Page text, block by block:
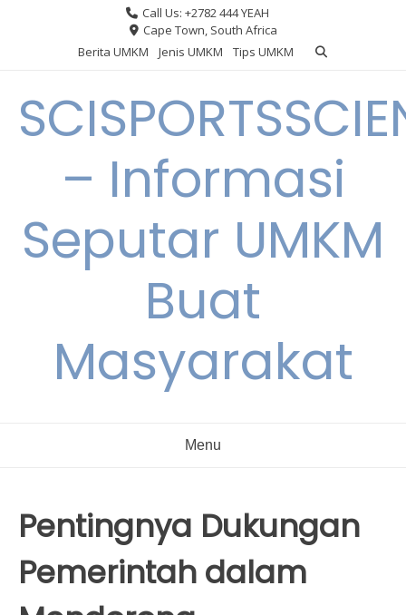
Call Us: +2782 444 YEAH
Cape Town, South Africa
Berita UMKM
Jenis UMKM Tips UMKM
– Informasi
Seputar UMKM
Buat
Masyarakat
Menu
Pentingnya Dukungan
Pemerintah dalam